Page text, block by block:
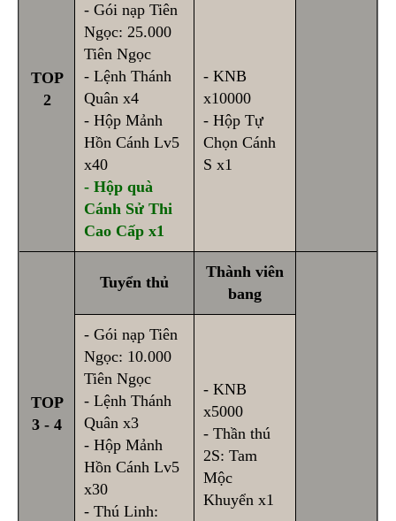
TOP
2
- Gói nạp Tiên
Ngọc: 25.000
Tiên Ngọc
- Lệnh Thánh
Quân x4
- Hộp Mảnh
Hồn Cánh Lv5
x40
- Hộp quà
Cánh Sử Thi
Cao Cấp x1
- KNB
x10000
- Hộp Tự
Chọn Cánh
S x1
TOP
3 - 4
Tuyển thủ
Thành viên
bang
- Gói nạp Tiên
Ngọc: 10.000
Tiên Ngọc
- Lệnh Thánh
Quân x3
- Hộp Mảnh
Hồn Cánh Lv5
x30
- Thú Linh:
- KNB
x5000
- Thần thú
2S: Tam
Mộc
Khuyển x1